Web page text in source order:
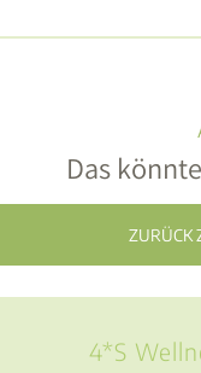
ZURÜCK
4*S